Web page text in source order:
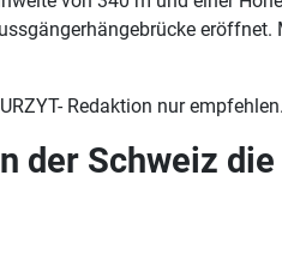
Redaktion nur empfehlen.
der Schweiz